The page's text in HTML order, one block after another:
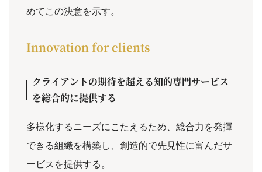
めてこの決意を示す。
Innovation for clients
クライアントの期待を超える知的専門サービス
を総合的に提供する
多様化するニーズにこたえるため、総合力を発揮
できる組織を構築し、創造的で先見性に富んだサ
ービスを提供する。